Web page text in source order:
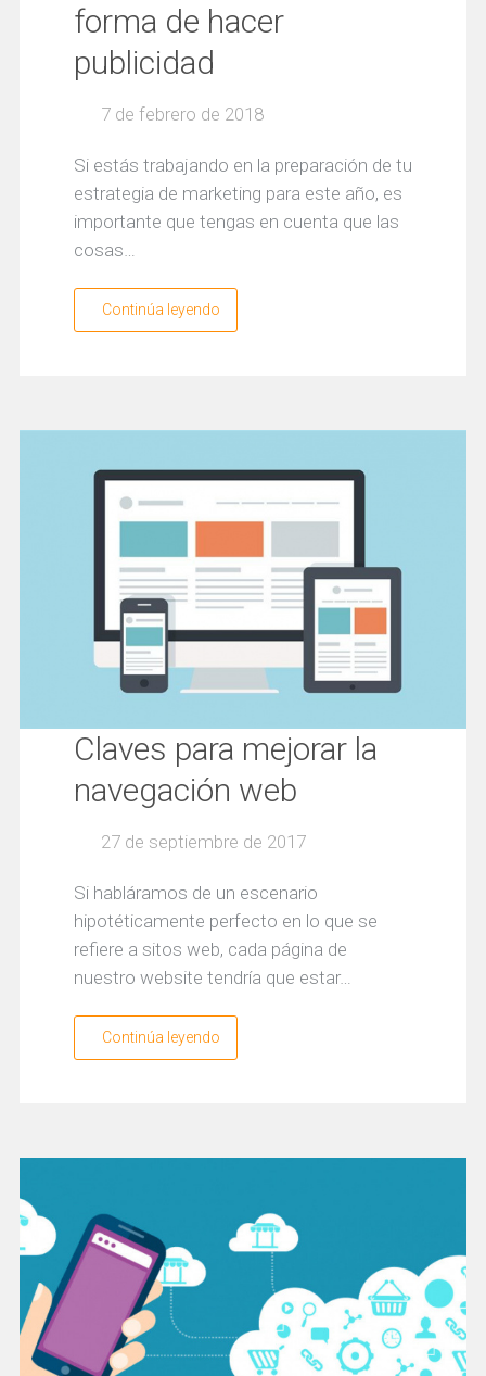
forma de hacer
publicidad
7 de febrero de 2018
Si estás trabajando en la preparación de tu
estrategia de marketing para este año, es
importante que tengas en cuenta que las
cosas…
Continúa leyendo
Claves para mejorar la
navegación web
27 de septiembre de 2017
Si habláramos de un escenario
hipotéticamente perfecto en lo que se
refiere a sitos web, cada página de
nuestro website tendría que estar…
Continúa leyendo